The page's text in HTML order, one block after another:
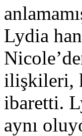
Lydia
ilişkileri,
ibaretti.
aynı